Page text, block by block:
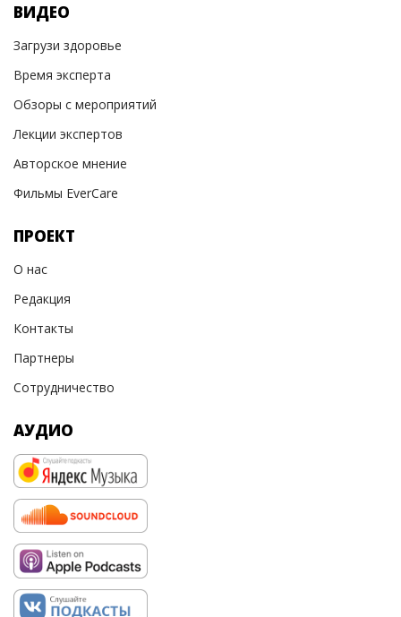
ВИДЕО
Загрузи здоровье
Время эксперта
Обзоры с мероприятий
Лекции экспертов
Авторское мнение
Фильмы EverCare
ПРОЕКТ
О нас
Редакция
Контакты
Партнеры
Сотрудничество
АУДИО